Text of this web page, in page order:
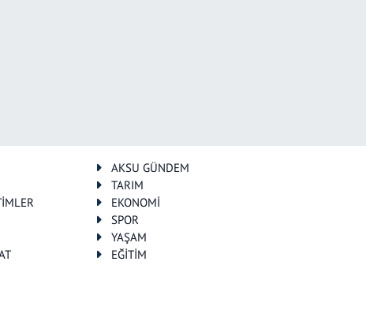
AKSU GÜNDEM
TARIM
EKONOMİ
SPOR
YAŞAM
EĞİTİM